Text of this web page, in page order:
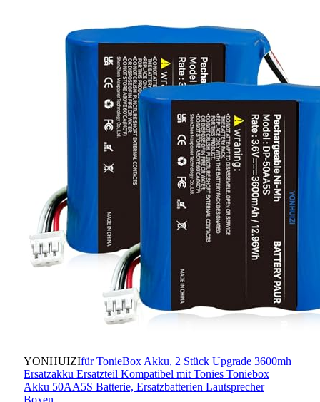
YONHUIZIfür TonieBox Akku, 2 Stück Upgrade 3600mh
Ersatzakku Ersatzteil Kompatibel mit Tonies Toniebox
Akku 50AA5S Batterie, Ersatzbatterien Lautsprecher
Boxen